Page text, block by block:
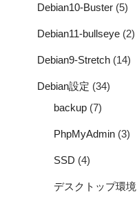
Debian10-Buster (5)
Debian11-bullseye (2)
Debian9-Stretch (14)
Debian設定 (34)
backup (7)
PhpMyAdmin (3)
SSD (4)
デスクトップ環境